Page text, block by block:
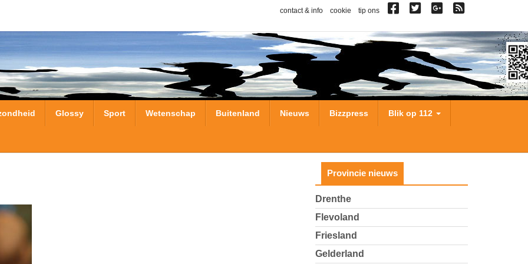
contact & info cookie tip ons
Glossy Sport Wetenschap Buitenland Nieuws Bizzpress Blik op 112
Provincie nieuws
Drenthe
Flevoland
Friesland
Gelderland